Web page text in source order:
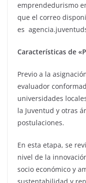
emprendedurismo
que el correo
es
Características de
Previo a la
evaluador
universidades
la Juventud y otras
postulaciones.
En esta etapa, se
nivel de la
socio económico y